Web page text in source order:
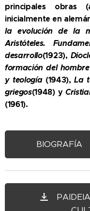
principales obras
inicialmente en
la evolución de la
Aristóteles.
desarrollo(1923),
formación del
y teología (1943), La
griegos(1948) y
(1961).
BIOGRAFÍA